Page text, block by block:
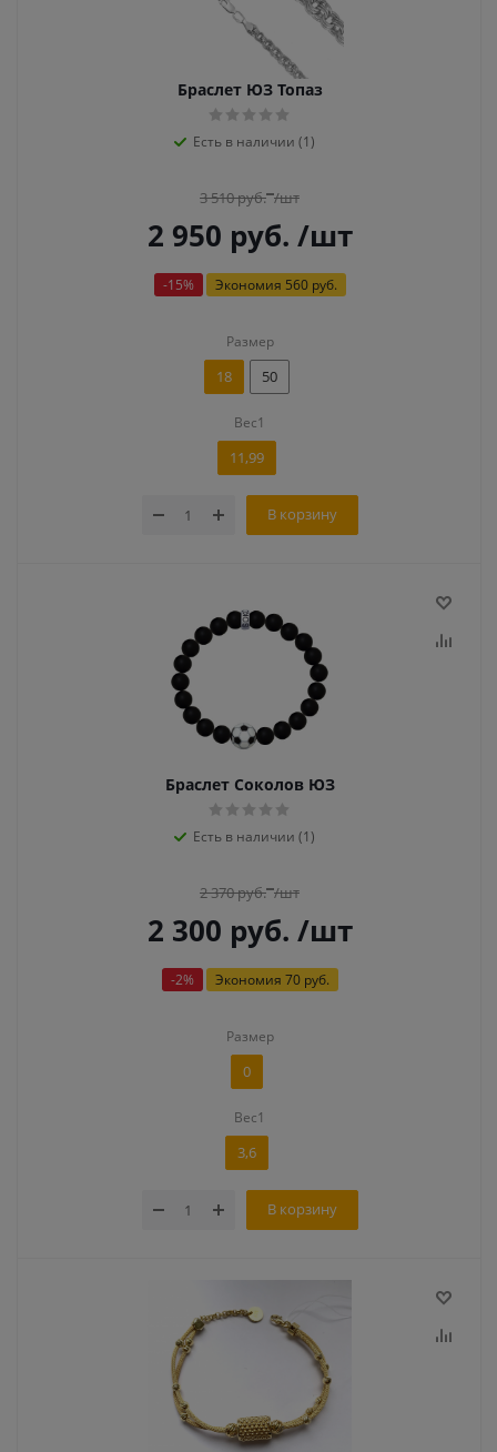
Браслет ЮЗ Топаз
Есть в наличии (1)
3 510руб. /шт
2 950 руб. /шт
-15% Экономия 560 руб.
Размер
18 50
Вес1
11,99
В корзину
Браслет Соколов ЮЗ
Есть в наличии (1)
2 370руб. /шт
2 300 руб. /шт
-2% Экономия 70 руб.
Размер
0
Вес1
3,6
В корзину